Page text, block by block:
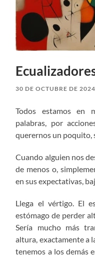
30 DE OCTUBRE DE 2024
Todos estamos en
palabras, por
querernos un poquito,
Cuando alguien nos
de menos o,
en sus expectativas,
Llega el vértigo. El
estómago de perder
Sería mucho más
altura, exactamente a
tenemos a los demás